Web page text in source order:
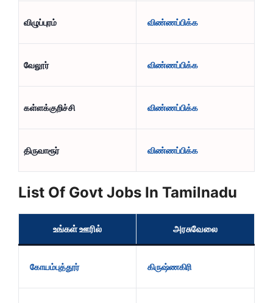
விழுப்புரம் விண்ணப்பிக்க
வேலூர் விண்ணப்பிக்க
கள்ளக்குறிச்சி விண்ணப்பிக்க
திருவாரூர் விண்ணப்பிக்க
List Of Govt Jobs In Tamilnadu
உங்கள் ஊரில் அரசுவேலை
கோயம்புத்தூர் கிருஷ்ணகிரி